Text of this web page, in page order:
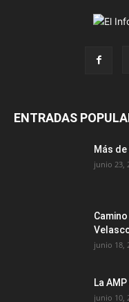
ENTRADAS
Más
junio 23,
junio 18,
La
junio 10,